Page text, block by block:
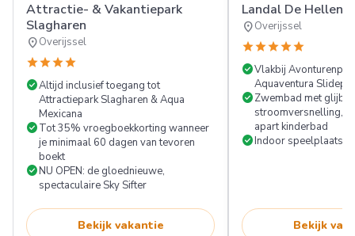
Attractie- & Vakantiepark
Slagharen
location_onOverijssel
starstarstarstar
check_circleAltijd inclusief toegang tot
Attractiepark Slagharen & Aqua
Mexicana
check_circleTot 35% vroegboekkorting wanneer
je minimaal 60 dagen van tevoren
boekt
check_circleNU OPEN: de gloednieuwe,
spectaculaire Sky Sifter
Bekijk vakantie
Landal De
location_onOverijssel
starstarstarstarstar
check_circleVlakbij
Aquaventura
check_circleZwembad met
stroomversnelling,
apart kinderbad
check_circleIndoor speelplaats
Bekijk